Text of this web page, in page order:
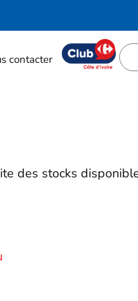
contacter
des stocks